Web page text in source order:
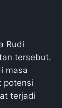
Rudi
tersebut.
masa
potensi
terjadi